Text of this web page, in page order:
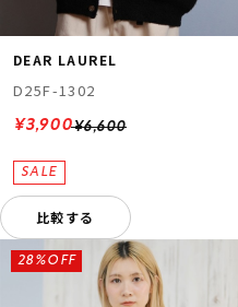
DEAR LAUREL
D25F-1302
¥6,600
¥3,900
比較する
28%OFF